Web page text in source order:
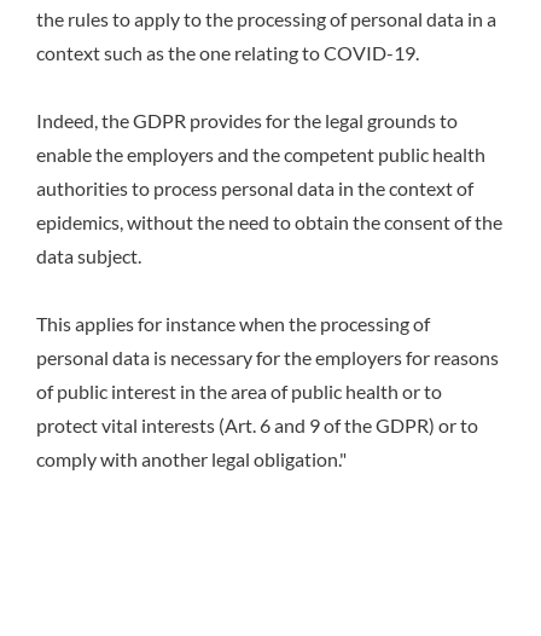
the rules to apply to the processing of personal data in a
context such as the one relating to COVID-19.
Indeed, the GDPR provides for the legal grounds to
enable the employers and the competent public health
authorities to process personal data in the context of
epidemics, without the need to obtain the consent of the
data subject.
This applies for instance when the processing of
personal data is necessary for the employers for reasons
of public interest in the area of public health or to
protect vital interests (Art. 6 and 9 of the GDPR) or to
comply with another legal obligation."